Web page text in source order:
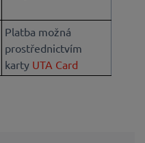
Platba možná
prostřednictvím
karty UTA Card